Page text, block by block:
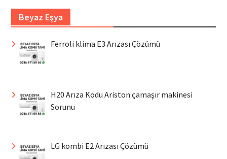
Beyaz Eşya
Ferroli klima E3 Arızası Çözümü
H20 Arıza Kodu Ariston çamaşır makinesi
Sorunu
LG kombi E2 Arızası Çözümü